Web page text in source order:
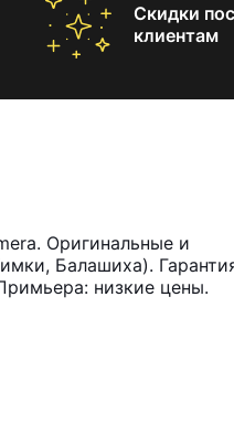
Скидки
клиентам
Оригинальные и
Балашиха).
низкие цены.